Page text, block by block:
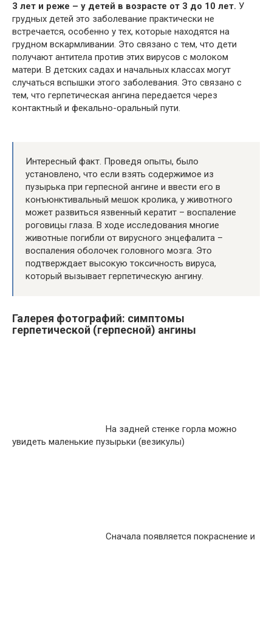
3 лет и реже – у детей в возрасте от 3 до 10 лет. У
грудных детей это заболевание практически не
встречается, особенно у тех, которые находятся на
грудном вскармливании. Это связано с тем, что дети
получают антитела против этих вирусов с молоком
матери. В детских садах и начальных классах могут
случаться вспышки этого заболевания. Это связано с
тем, что герпетическая ангина передается через
контактный и фекально-оральный пути.
Интересный факт. Проведя опыты, было
установлено, что если взять содержимое из
пузырька при герпесной ангине и ввести его в
конъюнктивальный мешок кролика, у животного
может развиться язвенный кератит – воспаление
роговицы глаза. В ходе исследования многие
животные погибли от вирусного энцефалита –
воспаления оболочек головного мозга. Это
подтверждает высокую токсичность вируса,
который вызывает герпетическую ангину.
Галерея фотографий: симптомы
герпетической (герпесной) ангины
На задней стенке горла можно
увидеть маленькие пузырьки (везикулы)
Сначала появляется покраснение и